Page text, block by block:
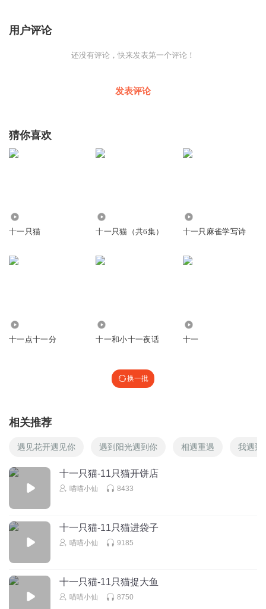
用户评论
还没有评论，快来发表第一个评论！
发表评论
猜你喜欢
十一只猫 十一只猫（共6集） 十一只麻雀学写诗
十一点十一分 十一和小十一夜话 十一
换一批
相关推荐
遇见花开遇见你 遇到阳光遇到你 相遇重遇 我遇到
十一只猫-11只猫开饼店
喵喵小仙 8433
十一只猫-11只猫进袋子
喵喵小仙 9185
十一只猫-11只猫捉大鱼
喵喵小仙 8750